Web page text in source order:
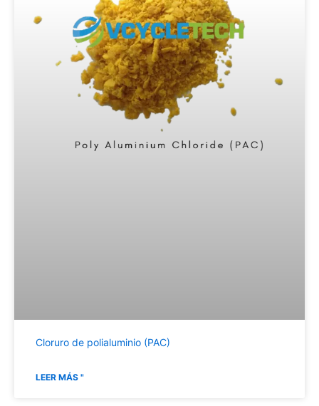
Cloruro de polialuminio (PAC)
LEER MÁS "